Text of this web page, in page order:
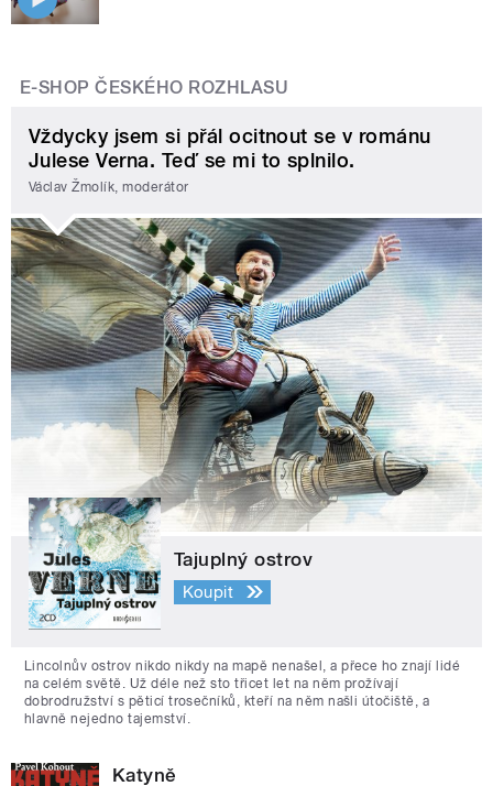
E-SHOP ČESKÉHO ROZHLASU
Vždycky jsem si přál ocitnout se v románu
Julese Verna. Teď se mi to splnilo.
Václav Žmolík, moderátor
Tajuplný ostrov
Koupit
Lincolnův ostrov nikdo nikdy na mapě nenašel, a přece ho znají lidé
na celém světě. Už déle než sto třicet let na něm prožívají
dobrodružství s pěticí trosečníků, kteří na něm našli útočiště, a
hlavně nejedno tajemství.
Katyně